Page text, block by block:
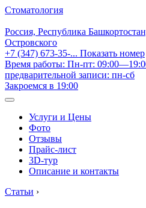
Стоматология
Россия, Республика
Островского
+7 (347) 673-35-... Показать номер
Время работы: Пн-пт:
предварительной записи: пн-сб
Закроемся в 19:00
Услуги и Цены
Фото
Отзывы
Прайс-лист
3D-тур
Описание и контакты
Статьи ›